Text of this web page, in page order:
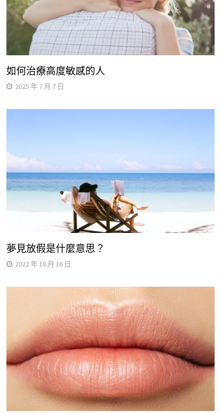
如何治療高度敏感的人
2025 年 7 月 7 日
夢見放假是什麼意思？
2022 年 10 月 16 日